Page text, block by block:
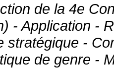
de la 4e
- Application -
stratégique -
de genre -